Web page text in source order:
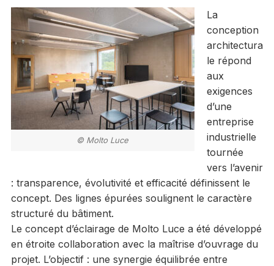
© Molto Luce
La
conception
architectura
le répond
aux
exigences
d’une
entreprise
industrielle
tournée
vers l’avenir
: transparence, évolutivité et efficacité définissent le
concept. Des lignes épurées soulignent le caractère
structuré du bâtiment.
Le concept d’éclairage de Molto Luce a été développé
en étroite collaboration avec la maîtrise d’ouvrage du
projet. L’objectif : une synergie équilibrée entre